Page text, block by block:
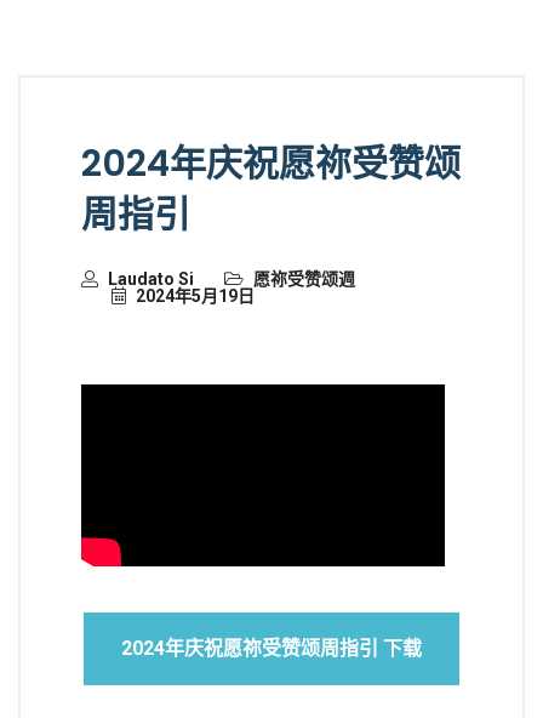
2024年庆祝愿祢受赞颂
周指引
Laudato Si
愿祢受赞颂週
2024年5月19日
2024年庆祝愿祢受赞颂周指引 下载